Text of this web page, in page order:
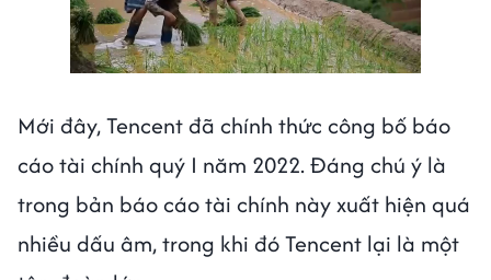
Mới đây, Tencent đã chính thức công bố báo
cáo tài chính quý I năm 2022. Đáng chú ý là
trong bản báo cáo tài chính này xuất hiện quá
nhiều dấu âm, trong khi đó Tencent lại là một